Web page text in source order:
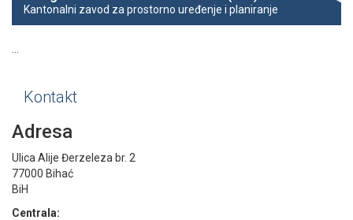
Kantonalni zavod za prostorno uređenje i planiranje
Kontakt
Adresa
Ulica Alije Đerzeleza br. 2
77000 Bihać
BiH
Centrala: